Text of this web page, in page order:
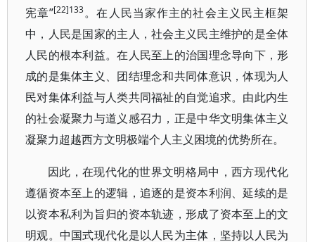
宪章”[22]133。在人民当家作主的社会主义民主框架
中，人民是国家的主人，社会主义民主维护的是全体
人民的根本利益。在人民至上的治国理念导向下，形
成的是集体主义、团结理念和共同体意识，体现为人
民对集体利益与人类共同福祉的自觉追求。由此内生
的社会凝聚力与道义感召力，正是中华文明集体主义
凝聚力超越西方文明极端个人主义困境的优势所在。
因此，在现代化的世界文明格局中，西方现代化
遵循资本至上的逻辑，追逐的是资本利润、延续的是
以资本私利为旨归的资本轨迹，形成了资本至上的文
明观。中国式现代化是以人民为主体，坚持以人民为